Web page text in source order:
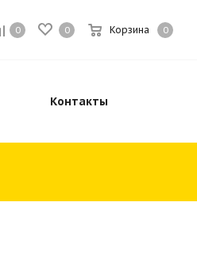
0 0 Корзина 0
Контакты